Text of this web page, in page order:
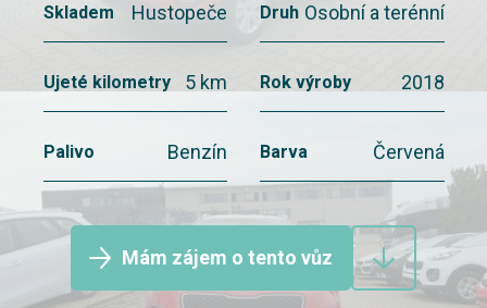
Skladem Hustopeče Druh Osobní a terénní
Ujeté kilometry 5 km Rok výroby 2018
Palivo Benzín Barva Červená
Mám zájem o tento vůz